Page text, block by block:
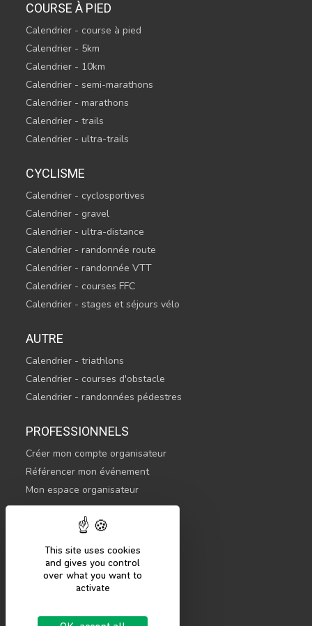
This site uses cookies
and gives you control
over what you want to
activate
COURSE À PIED
Calendrier - course à pied
Calendrier - 5km
Calendrier - 10km
Calendrier - semi-marathons
Calendrier - marathons
Calendrier - trails
Calendrier - ultra-trails
CYCLISME
Calendrier - cyclosportives
Calendrier - gravel
Calendrier - ultra-distance
Calendrier - randonnée route
Calendrier - randonnée VTT
Calendrier - courses FFC
Calendrier - stages et séjours vélo
AUTRE
Calendrier - triathlons
Calendrier - courses d'obstacle
Calendrier - randonnées pédestres
PROFESSIONNELS
Créer mon compte organisateur
Référencer mon événement
Mon espace organisateur
CONTACTEZ-NOUS
COMMENCER
Se connecter